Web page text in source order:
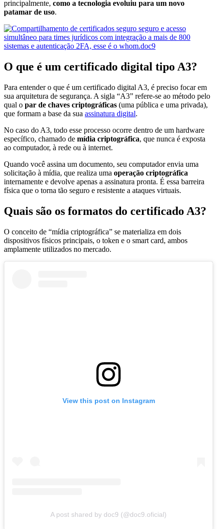
principalmente, como a tecnologia evoluiu para um novo
patamar de uso.
O que é um certificado digital tipo A3?
Para entender o que é um certificado digital A3, é preciso focar em
sua arquitetura de segurança. A sigla “A3” refere-se ao método pelo
qual o par de chaves criptográficas (uma pública e uma privada),
que formam a base da sua assinatura digital.
No caso do A3, todo esse processo ocorre dentro de um hardware
específico, chamado de mídia criptográfica, que nunca é exposta
ao computador, à rede ou à internet.
Quando você assina um documento, seu computador envia uma
solicitação à mídia, que realiza uma operação criptográfica
internamente e devolve apenas a assinatura pronta. É essa barreira
física que o torna tão seguro e resistente a ataques virtuais.
Quais são os formatos do certificado A3?
O conceito de “mídia criptográfica” se materializa em dois
dispositivos físicos principais, o token e o smart card, ambos
amplamente utilizados no mercado.
View this post on Instagram
A post shared by doc9 (@doc9.oficial)